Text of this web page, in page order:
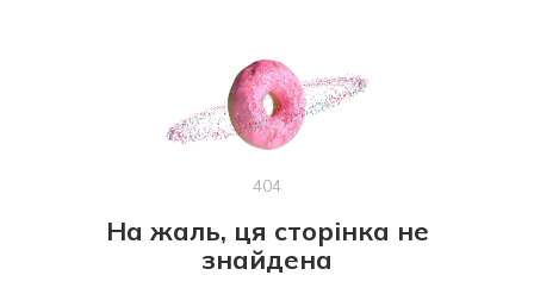
404
На жаль, ця сторінка не
знайдена